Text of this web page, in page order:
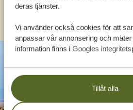
deras tjänster.
Vi använder också cookies för att
anpassar vår annonsering och
information finns i Googles
Tillåt alla